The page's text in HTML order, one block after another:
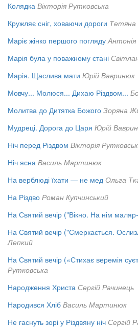
Колядка Вікторія Рутковська
Кружляє сніг, ховаючи дороги Тетяна
Маріє жінко першого погляду
Марія була у поважному стані
Марія. Щаслива мати Юрій Вавринюк
Мовчу... Молюся... Дихаю Різдвом...
Молитва до Дитятка Божого Зоряна
Мудреці. Дорога до Царя Юрій
Ніч перед Різдвом Вікторія
Ніч ясна Василь Мартинюк
На верблюді їхати — не мед Ольга
На Різдво Роман Купчинський
На Святий вечір ("Вікно. На нім
На Святий вечір ("Смеркається.
Лепкий
На Святий вечір («Стихає веремія
Рутковська
Народження Христа Сергій Рачинець
Народився Хліб Василь Мартинюк
Не гаснуть зорі у Різдвяну ніч Сергій